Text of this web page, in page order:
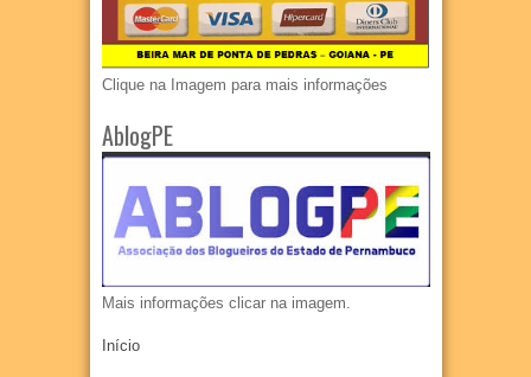
Clique na Imagem para mais informações
AblogPE
Mais informações clicar na imagem.
Início